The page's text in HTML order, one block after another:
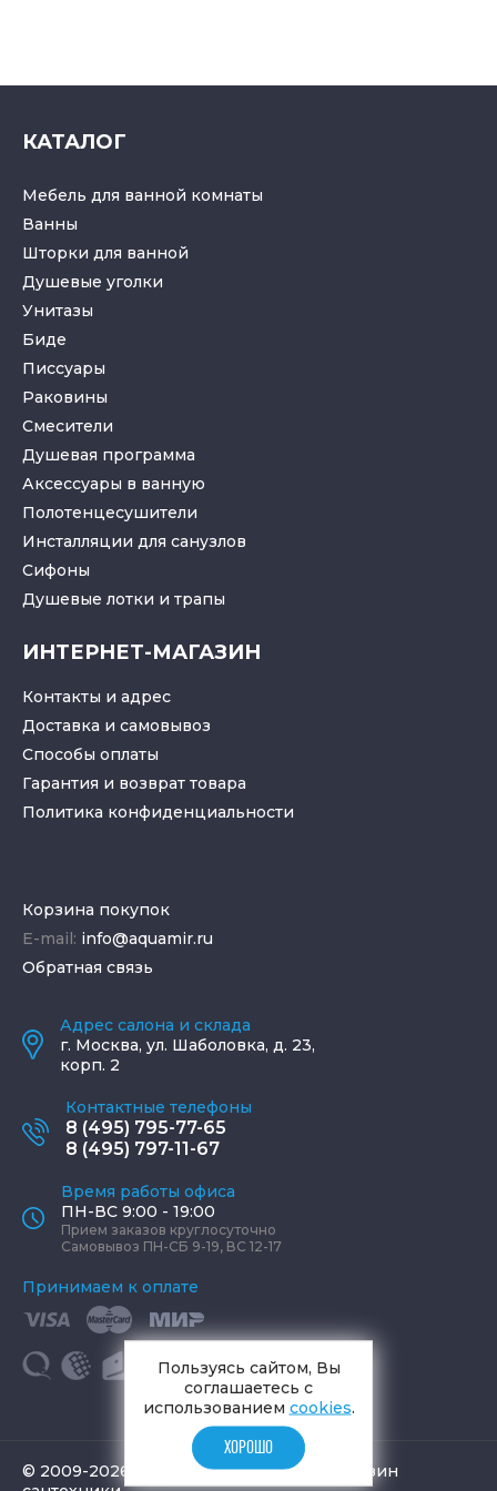
КАТАЛОГ
Мебель для ванной комнаты
Ванны
Шторки для ванной
Душевые уголки
Унитазы
Биде
Писсуары
Раковины
Смесители
Душевая программа
Аксессуары в ванную
Полотенцесушители
Инсталляции для санузлов
Cифоны
Душевые лотки и трапы
ИНТЕРНЕТ-МАГАЗИН
Контакты и адрес
Доставка и самовывоз
Способы оплаты
Гарантия и возврат товара
Политика конфиденциальности
Корзина покупок
E-mail: info@aquamir.ru
Обратная связь
Адрес салона и склада
г. Москва, ул. Шаболовка, д. 23,
корп. 2
Контактные телефоны
8 (495) 795-77-65
8 (495) 797-11-67
Время работы офиса
ПН-ВС 9:00 - 19:00
Прием заказов круглосуточно
Самовывоз ПН-СБ 9-19, ВС 12-17
Принимаем к оплате
© 2009-2026 «АКВАМИР» интернет-магазин
Пользуясь сайтом, Вы
соглашаетесь с
использованием cookies.
ХОРОШО